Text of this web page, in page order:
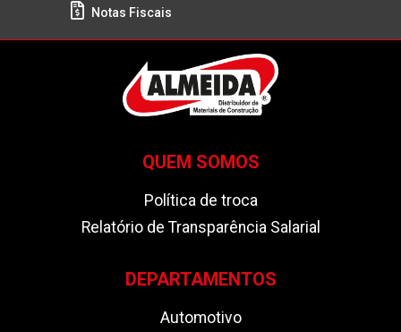
Notas Fiscais
QUEM SOMOS
Política de troca
Relatório de Transparência Salarial
DEPARTAMENTOS
Automotivo